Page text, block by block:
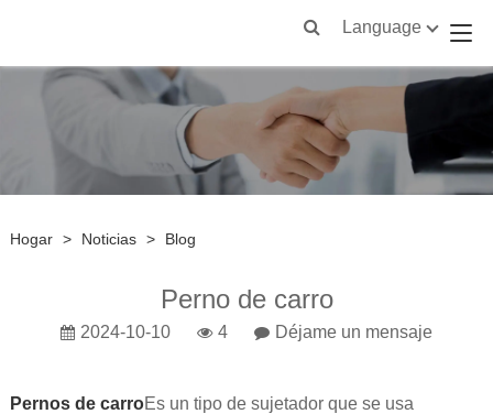
Language
Hogar > Noticias > Blog
Perno de carro
2024-10-10 4 Déjame un mensaje
Pernos de carroEs un tipo de sujetador que se usa